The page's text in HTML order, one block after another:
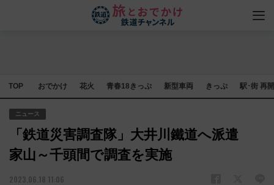
TOP おでかけ 花火 青春18きっぷ 新型車両 きっぷ 駅･街 再
ニュース
「鉄道災害調査隊」大井川鐵道へ派遣
家山～千頭間で調査を実施
2023.06.18 11:06